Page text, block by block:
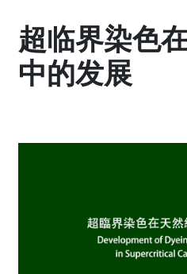
超临界染色
中的发展